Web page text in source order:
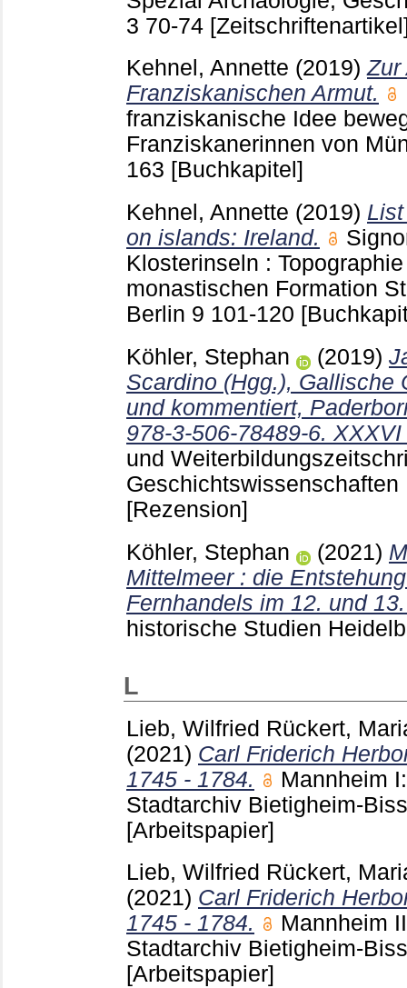
3 70-74
Kehnel, Annette (2019)Zur
Franziskanischen Armut.
franziskanische Idee
Franziskanerinnen von
163 [Buchkapitel]
Kehnel, Annette (2019)
on islands: Ireland.
Klosterinseln :
monastischen Formation
Berlin 9 101-120
Köhler, Stephan
(2019)
Scardino (Hgg.), Gallische
und kommentiert,
978-3-506-78489-6.
und
[Rezension]
Köhler, Stephan
(2021)
Mittelmeer : die
Fernhandels im 12. und
historische Studien
L
Lieb, Wilfried Rückert,
(2021) Carl Friderich
1745 - 1784.
Mannheim
Stadtarchiv Bietigheim-
[Arbeitspapier]
Lieb, Wilfried Rückert,
(2021) Carl Friderich
1745 - 1784.
Mannheim
Stadtarchiv Bietigheim-
[Arbeitspapier]